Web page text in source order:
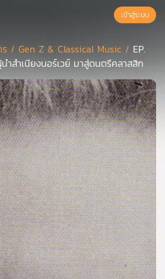
เข้าสู่ระบบ
ร /Gen Z & Classical Music / EP.
ำสำเนียงนอร์เวย์ มาสู่ดนตรีคลาสสิก